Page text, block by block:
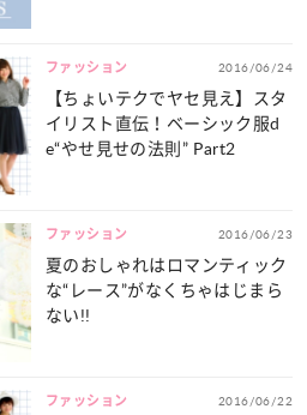
ファッション 2016/06/24
【ちょいテクでヤセ見え】スタ
イリスト直伝！ベーシック服d
e“やせ見せの法則” Part2
ファッション 2016/06/23
夏のおしゃれはロマンティック
な“レース”がなくちゃはじまら
ない!!
ファッション 2016/06/22